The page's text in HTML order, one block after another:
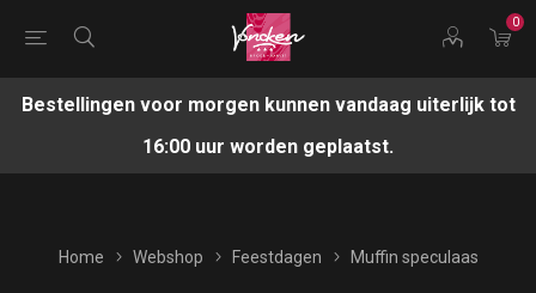
0
Bestellingen voor morgen kunnen vandaag uiterlijk tot
16:00 uur worden geplaatst.
Home Webshop Feestdagen Muffin speculaas